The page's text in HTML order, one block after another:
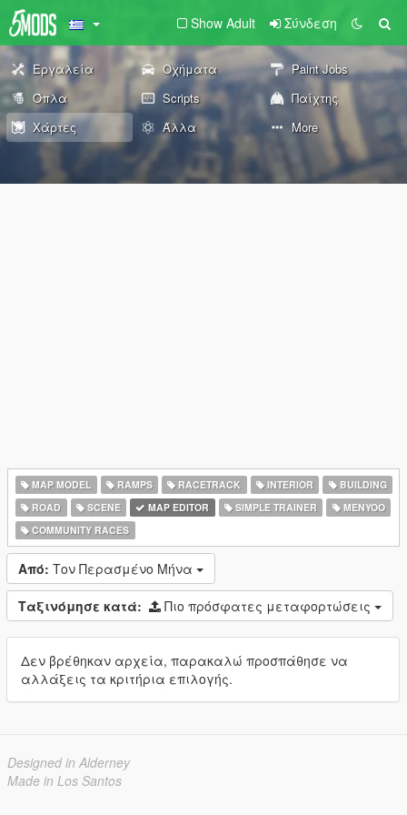
Show Adult Σύνδεση
Εργαλεία Οχήματα
Paint Jobs
Όπλα
Scripts
Παίχτης
Χάρτες
Άλλα More
MAP MODEL RAMPS RACETRACK INTERIOR
BUILDING
ROAD
SCENE MAP EDITOR SIMPLE TRAINER
MENYOO
COMMUNITY RACES
Από: Τον Περασμένο Μήνα
Ταξινόμησε κατά: Πιο πρόσφατες μεταφορτώσεις
Δεν βρέθηκαν αρχεία, παρακαλώ προσπάθησε να
αλλάξεις τα κριτήρια επιλογής.
Designed in Alderney
Made in Los Santos